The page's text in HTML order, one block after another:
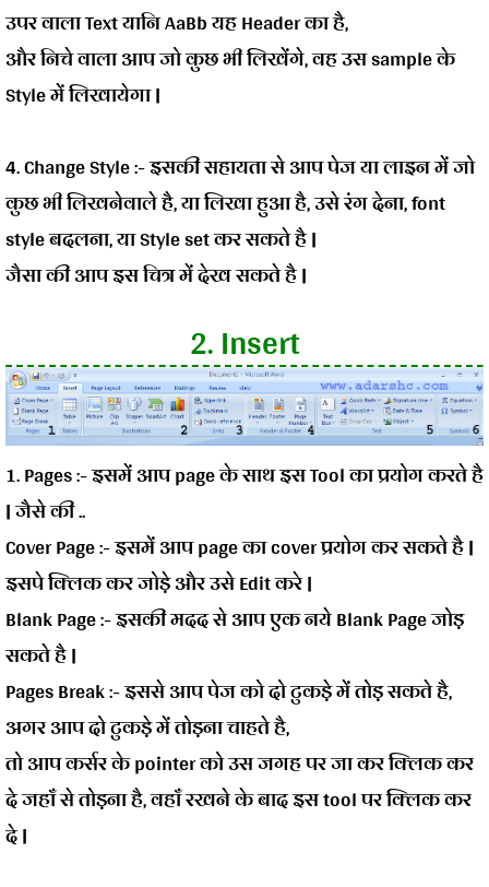
उपर वाला Text यानि AaBb यह Header का है,
और निचे वाला आप जो कुछ भी लिखेंगे, वह उस sample के
Style में लिखायेगा |
4. Change Style :-इसकी सहायता से आप पेज या लाइन में जो
कुछ भी लिखनेवाले है, या लिखा हुआ है, उसे रंग देना, font
style बदलना, या Style set कर सकते है |
जैसा की आप इस चित्र में देख सकते है |
2. Insert
1. Pages :-इसमें आप page के साथ इस Tool का प्रयोग करते है
| जैसे की ..
Cover Page :-इसमें आप page का cover प्रयोग कर सकते है |
इसपे क्लिक कर जोड़े और उसे Edit करे |
Blank Page :-इसकी मदद से आप एक नये Blank Page जोड़
सकते है |
Pages Break :-इससे आप पेज को दो टुकड़े में तोड़ सकते है,
अगर आप दो टुकड़े में तोड़ना चाहते है,
तो आप कर्सर के pointer को उस जगह पर जा कर क्लिक कर
दे जहाँ से तोड़ना है, वहाँ रखने के बाद इस tool पर क्लिक कर
दे |